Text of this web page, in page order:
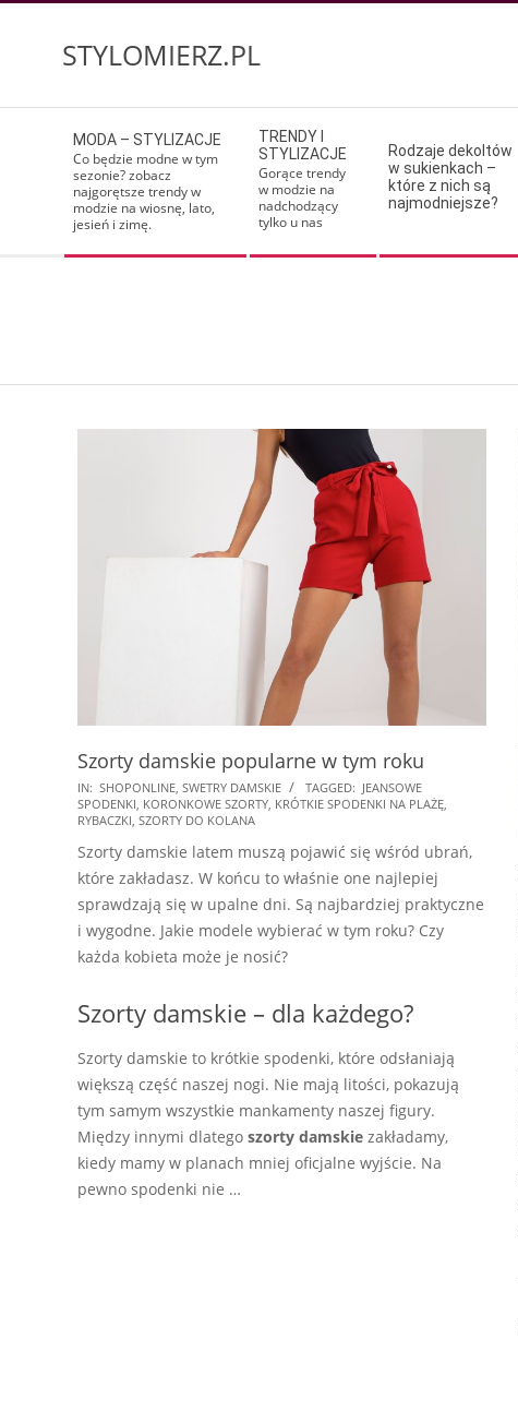
STYLOMIERZ.PL
Navigation
Menu
MODA – STYLIZACJE
Co będzie modne w tym
sezonie? zobacz
najgorętsze trendy w
modzie na wiosnę, lato,
jesień i zimę.
TRENDY I
STYLIZACJE
Gorące trendy
w modzie na
nadchodzący
tylko u nas
Rodzaje dekoltów
w sukienkach –
które z nich są
najmodniejsze?
Szorty damskie popularne w tym roku
2025-
02-
IN: SHOPONLINE SWETRY DAMSKIE TAGGED: JEANSOWE
SPODENKI KORONKOWE SZORTY KRÓTKIE SPODENKI NA PLAŻĘ
RYBACZKI SZORTY DO KOLANA
Szorty damskie latem muszą pojawić się wśród ubrań,
które zakładasz. W końcu to właśnie one najlepiej
sprawdzają się w upalne dni. Są najbardziej praktyczne
i wygodne. Jakie modele wybierać w tym roku? Czy
każda kobieta może je nosić?
Szorty damskie – dla każdego?
Szorty damskie to krótkie spodenki, które odsłaniają
większą część naszej nogi. Nie mają litości, pokazują
tym samym wszystkie mankamenty naszej figury.
Między innymi dlatego szorty damskie zakładamy,
kiedy mamy w planach mniej oficjalne wyjście. Na
pewno spodenki nie …